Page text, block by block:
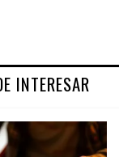
INTERESAR